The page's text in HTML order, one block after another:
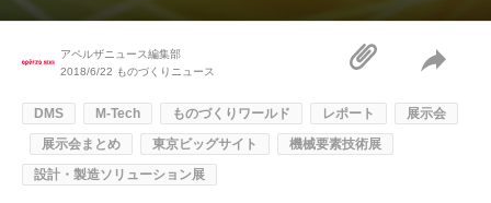
アペルザニュース編集部
2018/6/22 ものづくりニュース
DMS M-Tech ものづくりワールド レポート
展示会
展示会まとめ
東京ビッグサイト
機械要素技術展
設計・製造ソリューション展